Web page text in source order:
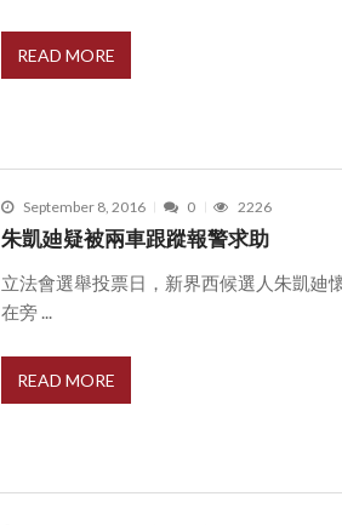
READ MORE
September 8, 2016 0 2226
朱凱廸疑被兩車跟蹤報警求助
立法會選舉投票日，新界西候選人朱凱廸
在旁 ...
READ MORE